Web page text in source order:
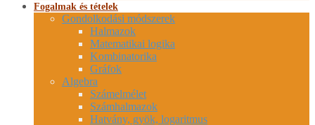
Fogalmak és tételek
Gondolkodási módszerek
Halmazok
Matematikai logika
Kombinatorika
Gráfok
Algebra
Számelmélet
Számhalmazok
Hatvány, gyök, logaritmus